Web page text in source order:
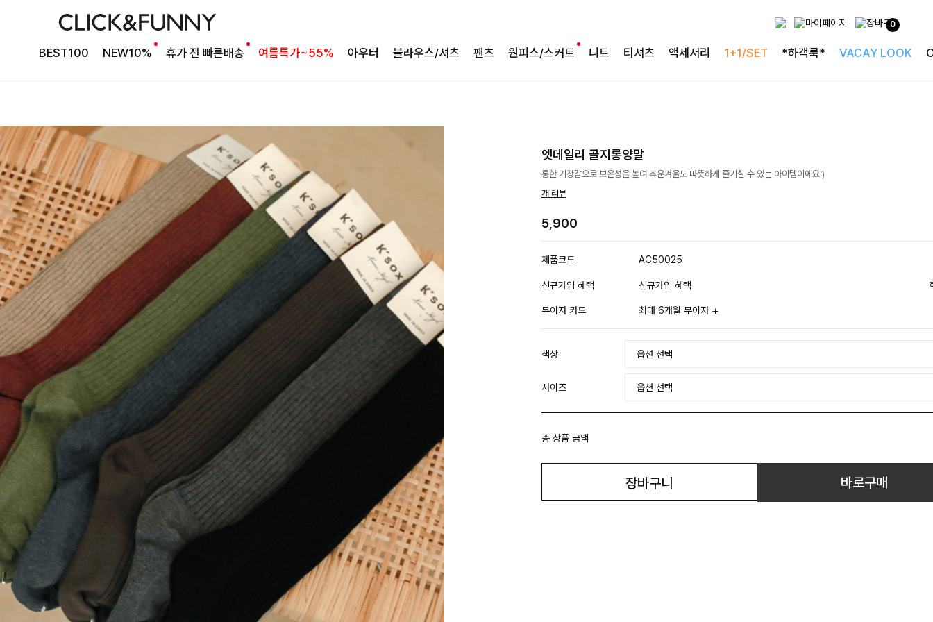
0
BEST100 NEW10% 휴가 전 빠른배송 여름특가~55% 아우터 블라우스/셔츠 팬츠 원피스/스커트 니트 티셔츠 액세서리 1+1/SET *하객룩* VACAY LOOK
엣데일리 골지롱양말
롱한 기장감으로 보온성을 높여 추운겨울도 따뜻하게 즐기실 수 있는 아이템이에요:)
개 리뷰
5,900
제품코드 AC50025
신규가입 혜택 신규가입 혜택
무이자 카드 최대 6개월 무이자
색상
사이즈
총 상품 금액
장바구니 바로구매